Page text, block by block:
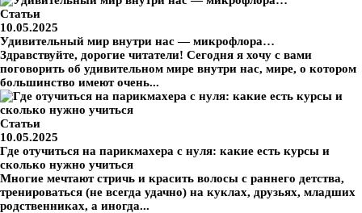
Статьи
10.05.2025
Удивительный мир внутри нас — микрофлора…
Здравствуйте, дорогие читатели! Сегодня я хочу с вами
поговорить об удивительном мире внутри нас, мире, о котором
большинство имеют очень...
Статьи
10.05.2025
Где отучиться на парикмахера с нуля: какие есть курсы и
сколько нужно учиться
Многие мечтают стричь и красить волосы с раннего детства,
тренироваться (не всегда удачно) на куклах, друзьях, младших
родственниках, а иногда...